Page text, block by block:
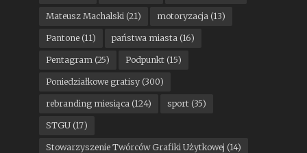
Mateusz Machalski (21) motoryzacja (13)
Pantone(11) państwa miasta (16)
Pentagram (25) Podpunkt(15)
Poniedziałkowe gratisy(300)
rebranding miesiąca (124) sport(35)
STGU(17)
Stowarzyszenie Twórców Grafiki Użytkowej (14)